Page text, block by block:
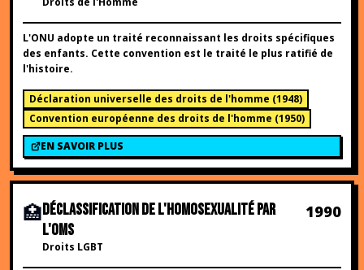
L'ONU adopte un traité reconnaissant les droits spécifiques
des enfants. Cette convention est le traité le plus ratifié de
l'histoire.
Déclaration universelle des droits de l'homme (1948)
Convention européenne des droits de l'homme (1950)
EN SAVOIR PLUS
🏥DÉCLASSIFICATION DE L'HOMOSEXUALITÉ PAR
L'OMS
Droits LGBT
1990